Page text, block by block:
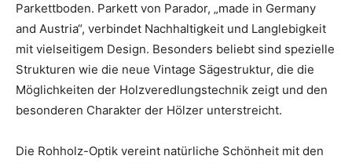
Parkettboden. Parkett von Parador, „made in Germany
and Austria“, verbindet Nachhaltigkeit und Langlebigkeit
mit vielseitigem Design. Besonders beliebt sind spezielle
Strukturen wie die neue Vintage Sägestruktur, die die
Möglichkeiten der Holzveredlungstechnik zeigt und den
besonderen Charakter der Hölzer unterstreicht.
Die Rohholz-Optik vereint natürliche Schönheit mit den